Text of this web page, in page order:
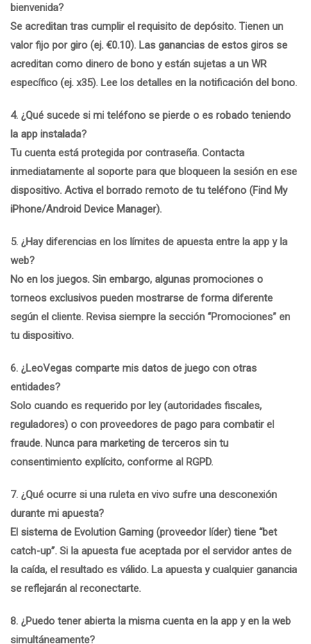
bienvenida?
Se acreditan tras cumplir el requisito de depósito. Tienen un
valor fijo por giro (ej. €0.10). Las ganancias de estos giros se
acreditan como dinero de bono y están sujetas a un WR
específico (ej. x35). Lee los detalles en la notificación del bono.
4. ¿Qué sucede si mi teléfono se pierde o es robado teniendo
la app instalada?
Tu cuenta está protegida por contraseña. Contacta
inmediatamente al soporte para que bloqueen la sesión en ese
dispositivo. Activa el borrado remoto de tu teléfono (Find My
iPhone/Android Device Manager).
5. ¿Hay diferencias en los límites de apuesta entre la app y la
web?
No en los juegos. Sin embargo, algunas promociones o
torneos exclusivos pueden mostrarse de forma diferente
según el cliente. Revisa siempre la sección “Promociones” en
tu dispositivo.
6. ¿LeoVegas comparte mis datos de juego con otras
entidades?
Solo cuando es requerido por ley (autoridades fiscales,
reguladores) o con proveedores de pago para combatir el
fraude. Nunca para marketing de terceros sin tu
consentimiento explícito, conforme al RGPD.
7. ¿Qué ocurre si una ruleta en vivo sufre una desconexión
durante mi apuesta?
El sistema de Evolution Gaming (proveedor líder) tiene “bet
catch-up”. Si la apuesta fue aceptada por el servidor antes de
la caída, el resultado es válido. La apuesta y cualquier ganancia
se reflejarán al reconectarte.
8. ¿Puedo tener abierta la misma cuenta en la app y en la web
simultáneamente?